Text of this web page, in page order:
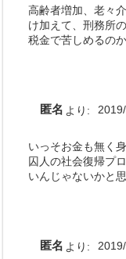
高齢者増加、老々
け加えて、刑務所
税金で苦しめるのか
匿名 より:
いっそお金も無く
囚人の社会復帰プ
いんじゃないかと
匿名 より: